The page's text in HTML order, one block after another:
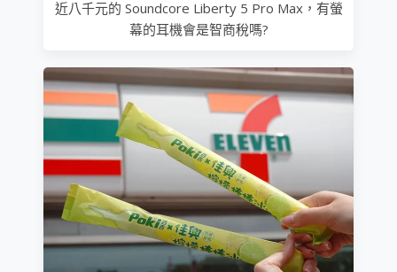
近八千元的 Soundcore Liberty 5 Pro Max，有螢
幕的耳機會是智商稅嗎?